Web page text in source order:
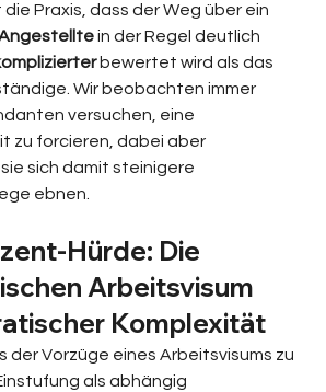
Praxis, dass der Weg über ein
in der Regel deutlich
bewertet wird als das
Wir beobachten immer
versuchen, eine
zu forcieren, dabei aber
sich damit steinigere
ebnen.
Hürde: Die
Arbeitsvisum
Komplexität
der Vorzüge eines Arbeitsvisums zu
als abhängig